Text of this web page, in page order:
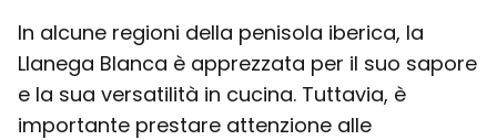
In alcune regioni della penisola iberica, la
Llanega Blanca è apprezzata per il suo sapore
e la sua versatilità in cucina. Tuttavia, è
importante prestare attenzione alle